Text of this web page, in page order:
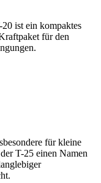
ist ein kompaktes
für den
für kleine
T-25 einen Namen